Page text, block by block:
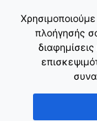
πλοήγησής